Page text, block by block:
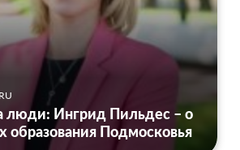
люди: Ингрид Пильдес – о
образования Подмосковья